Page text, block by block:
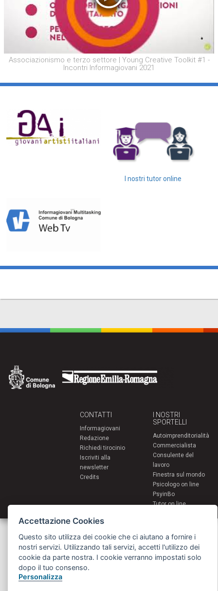
Associazionismo e terzo settore | Young Creative Toolkit #1 -
Incontri Informagiovani 2021
I nostri tutor online
CONTATTI
Informagiovani
Redazione
Richiedi tirocinio
Iscriviti alla
newsletter
Credits
I NOSTRI
SPORTELLI
Autoimprenditorialità
Commercialista
Consulente del
lavoro
Finestra sul mondo
Psicologo on line
PsyinBo
Tutor on line
Comune di Bologna | Piazza Maggiore 6 - 40124 Bologna
Accettazione Cookies
Questo sito utilizza dei cookie che ci aiutano a fornire i
nostri servizi. Utilizzando tali servizi, accetti l'utilizzo dei
cookie da parte nostra. I cookie verranno impostati solo
dopo il tuo consenso.
Personalizza